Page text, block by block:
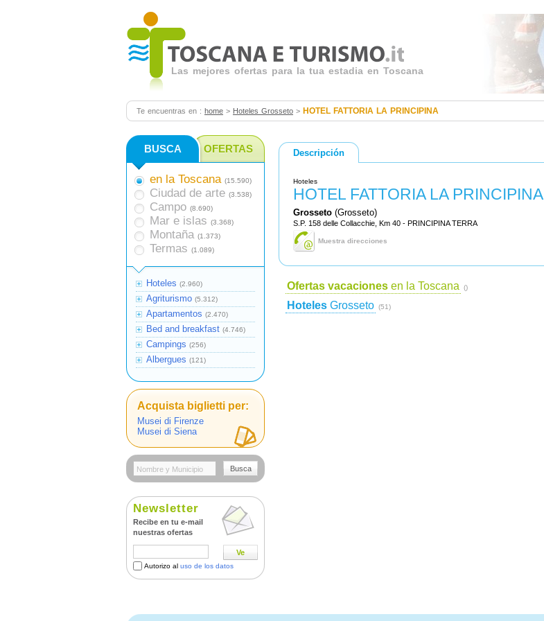
Las mejores ofertas para la tua estadia en Toscana
Te encuentras en : home > Hoteles Grosseto > HOTEL FATTORIA LA PRINCIPINA
Descripción
Hoteles
HOTEL FATTORIA LA PRINCIPINA
Grosseto (Grosseto)
S.P. 158 delle Collacchie, Km 40 - PRINCIPINA TERRA
Muestra direcciones
Ofertas vacaciones en la Toscana ()
Hoteles Grosseto (51)
BUSCA OFERTAS
en la Toscana (15.590)
Ciudad de arte (3.538)
Campo (8.690)
Mar e islas (3.368)
Montaña (1.373)
Termas (1.089)
Hoteles (2.960)
Agriturismo (5.312)
Apartamentos (2.470)
Bed and breakfast (4.746)
Campings (256)
Albergues (121)
Acquista biglietti per:
Musei di Firenze
Musei di Siena
Busca
Newsletter
Recibe en tu e-mail
nuestras ofertas
Ve
Autorizo al uso de los datos